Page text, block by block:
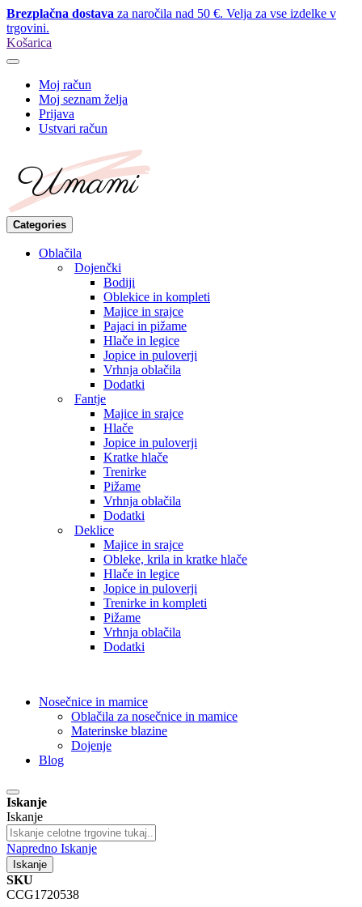
Brezplačna dostava za naročila nad 50 €. Velja za vse izdelke v
trgovini.
Košarica
Moj račun
Moj seznam želja
Prijava
Ustvari račun
Categories
Oblačila
Dojenčki
Bodiji
Oblekice in kompleti
Majice in srajce
Pajaci in pižame
Hlače in legice
Jopice in puloverji
Vrhnja oblačila
Dodatki
Fantje
Majice in srajce
Hlače
Jopice in puloverji
Kratke hlače
Trenirke
Pižame
Vrhnja oblačila
Dodatki
Deklice
Majice in srajce
Obleke, krila in kratke hlače
Hlače in legice
Jopice in puloverji
Trenirke in kompleti
Pižame
Vrhnja oblačila
Dodatki
Nosečnice in mamice
Oblačila za nosečnice in mamice
Materinske blazine
Dojenje
Blog
Iskanje
Iskanje
Napredno Iskanje
Iskanje
SKU
CCG1720538